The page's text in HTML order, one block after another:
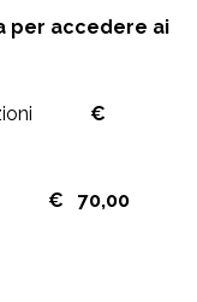
accedere ai
€
€ 70,00